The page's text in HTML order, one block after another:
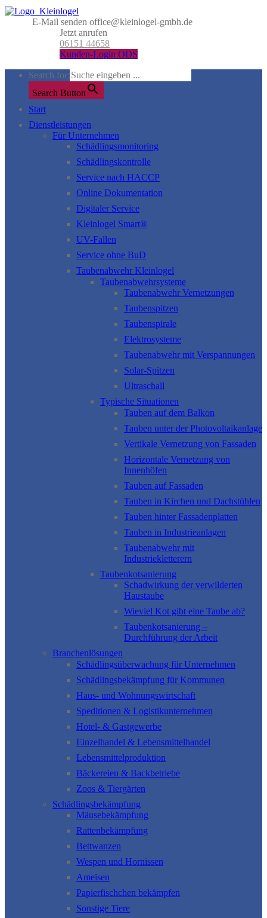
E-Mail senden office@kleinlogel-gmbh.de
Jetzt anrufen
06151 44658
Kunden-Login ODS
Search for:
Search Button
Start
Dienstleistungen
Für Unternehmen
Schädlingsmonitoring
Schädlingskontrolle
Service nach HACCP
Online Dokumentation
Digitaler Service
Kleinlogel Smart®
UV-Fallen
Service ohne BuD
Taubenabwehr Kleinlogel
Taubenabwehrsysteme
Taubenabwehr Vernetzungen
Taubenspitzen
Taubenspirale
Elektrosysteme
Taubenabwehr mit Verspannungen
Solar-Spitzen
Ultraschall
Typische Situationen
Tauben auf dem Balkon
Tauben unter der Photovoltaikanlage
Vertikale Vernetzung von Fassaden
Horizontale Vernetzung von
Innenhöfen
Tauben auf Fassaden
Tauben in Kirchen und Dachstühlen
Tauben hinter Fassadenplatten
Tauben in Industrieanlagen
Taubenabwehr mit
Industriekletterern
Taubenkotsanierung
Schadwirkung der verwilderten
Haustaube
Wieviel Kot gibt eine Taube ab?
Taubenkotsanierung –
Durchführung der Arbeit
Branchenlösungen
Schädlingsüberwachung für Unternehmen
Schädlingsbekämpfung für Kommunen
Haus- und Wohnungswirtschaft
Speditionen & Logistikunternehmen
Hotel- & Gastgewerbe
Einzelhandel & Lebensmittelhandel
Lebensmittelproduktion
Bäckereien & Backbetriebe
Zoos & Tiergärten
Schädlingsbekämpfung
Mäusebekämpfung
Rattenbekämpfung
Bettwanzen
Wespen und Hornissen
Ameisen
Papierfischchen bekämpfen
Sonstige Tiere